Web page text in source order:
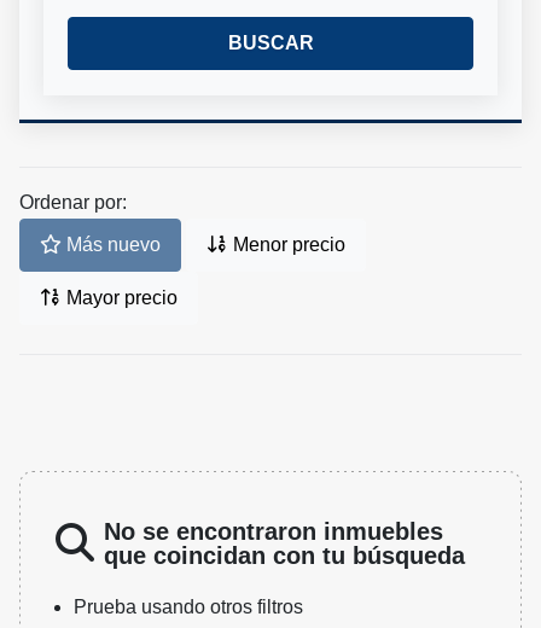
BUSCAR
Ordenar por:
Más nuevo Menor precio
Mayor precio
No se encontraron inmuebles
que coincidan con tu búsqueda
Prueba usando otros filtros